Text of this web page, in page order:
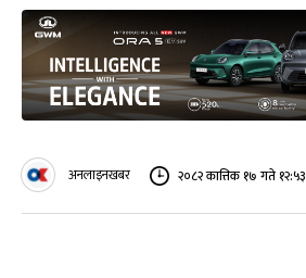
अनलाइनखबर २०८२ कात्तिक १७ गते १२:५३